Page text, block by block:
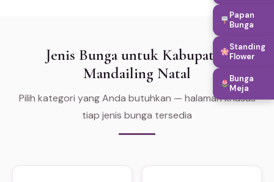
Jenis Bunga untuk Kabupaten
Mandailing Natal
Pilih kategori yang Anda butuhkan — halaman khusus
tiap jenis bunga tersedia
Papan
Bunga
Standing
Flower
Bunga
Meja